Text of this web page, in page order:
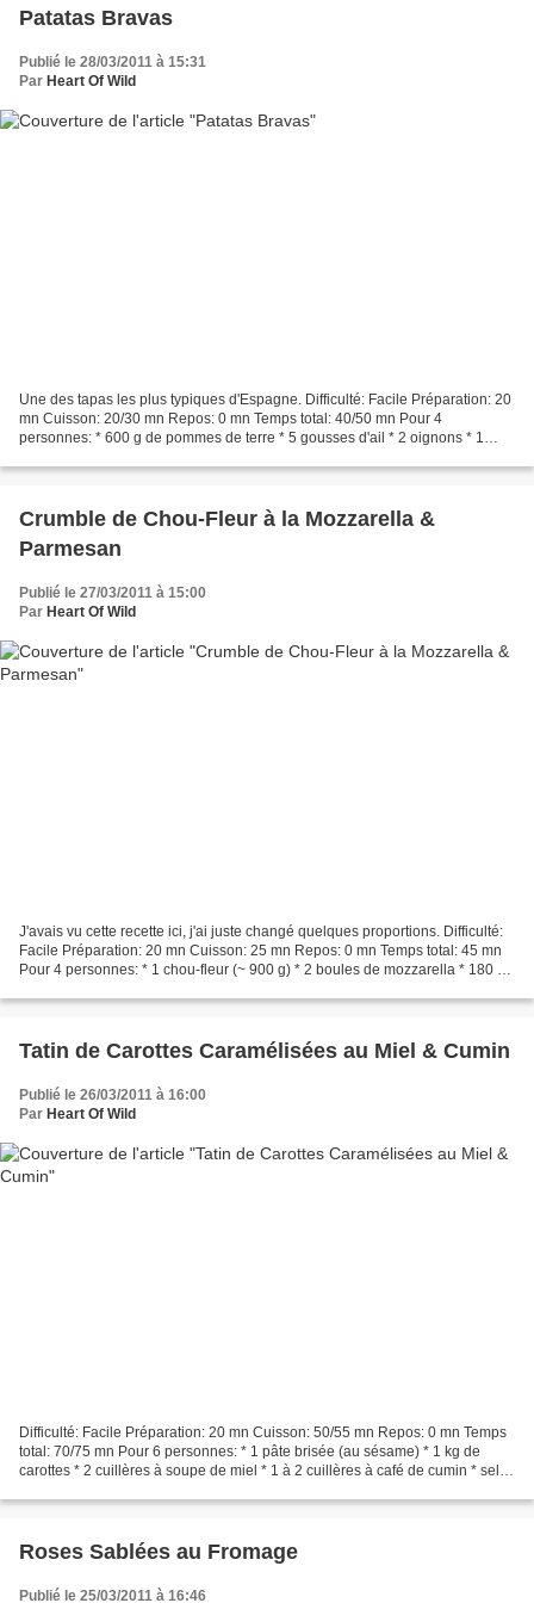
Patatas Bravas
Publié le 28/03/2011 à 15:31
Par Heart Of Wild
Une des tapas les plus typiques d'Espagne. Difficulté: Facile Préparation: 20
mn Cuisson: 20/30 mn Repos: 0 mn Temps total: 40/50 mn Pour 4
personnes: * 600 g de pommes de terre * 5 gousses d'ail * 2 oignons * 1
Crumble de Chou-Fleur à la Mozzarella &
Parmesan
Publié le 27/03/2011 à 15:00
Par Heart Of Wild
J'avais vu cette recette ici, j'ai juste changé quelques proportions. Difficulté:
Facile Préparation: 20 mn Cuisson: 25 mn Repos: 0 mn Temps total: 45 mn
Pour 4 personnes: * 1 chou-fleur (~ 900 g) * 2 boules de mozzarella * 180 g
Tatin de Carottes Caramélisées au Miel & Cumin
Publié le 26/03/2011 à 16:00
Par Heart Of Wild
Difficulté: Facile Préparation: 20 mn Cuisson: 50/55 mn Repos: 0 mn Temps
total: 70/75 mn Pour 6 personnes: * 1 pâte brisée (au sésame) * 1 kg de
carottes * 2 cuillères à soupe de miel * 1 à 2 cuillères à café de cumin * sel,
Roses Sablées au Fromage
Publié le 25/03/2011 à 16:46